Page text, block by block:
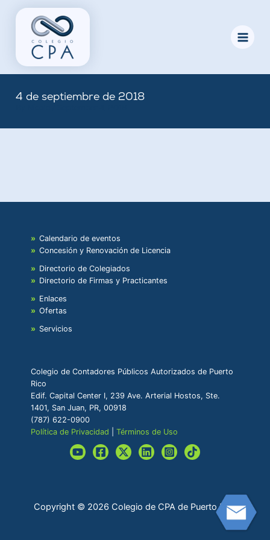
4 de septiembre de 2018
Calendario de eventos
Concesión y Renovación de Licencia
Directorio de Colegiados
Directorio de Firmas y Practicantes
Enlaces
Ofertas
Servicios
Colegio de Contadores Públicos Autorizados de Puerto
Rico
Edif. Capital Center I, 239 Ave. Arterial Hostos, Ste.
1401, San Juan, PR, 00918
(787) 622-0900
Política de Privacidad |Términos de Uso
Copyright © 2026 Colegio de CPA de Puerto Rico